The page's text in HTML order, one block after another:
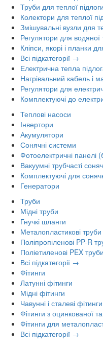
Труби для теплої підлоги
Колектори для теплої
Змішувальні вузли для
Регулятори для водяної
Кліпси, якорі і планки
Всі підкатегорії →
Електрична тепла
Нагрівальний кабель і
Регулятори для
Комплектуючі до
Теплові насоси
Інвертори
Акумулятори
Сонячні системи
Фотоелектричні панелі
Вакуумні трубчасті
Комплектуючі для
Генератори
Труби
Мідні труби
Гнучкі шланги
Металопластикові труби
Поліпропіленові PP-R
Поліетиленові PEX труби
Всі підкатегорії →
Фітинги
Латунні фітинги
Мідні фітинги
Чавунні і сталеві фітинги
Фітинги з оцинкованої
Фітинги для
Всі підкатегорії →